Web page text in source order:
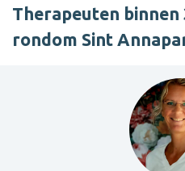
Therapeuten
rondom Sint